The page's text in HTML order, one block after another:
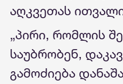
აღკვეთას
„პირი, რომლის
საუბრობენ,
გამოძიება